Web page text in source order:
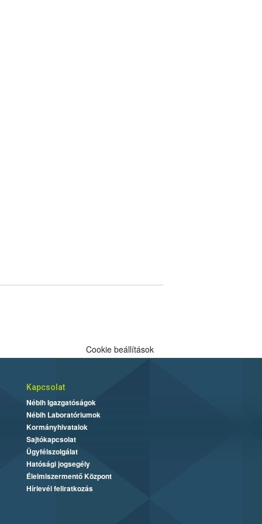
Cookie beállítások
Kapcsolat
Nébih Igazgatóságok
Nébih Laboratóriumok
Kormányhivatalok
Sajtókapcsolat
Ügyfélszolgálat
Hatósági jogsegély
Élelmiszermentő Központ
Hírlevél feliratkozás